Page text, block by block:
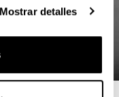
Mostrar detalles